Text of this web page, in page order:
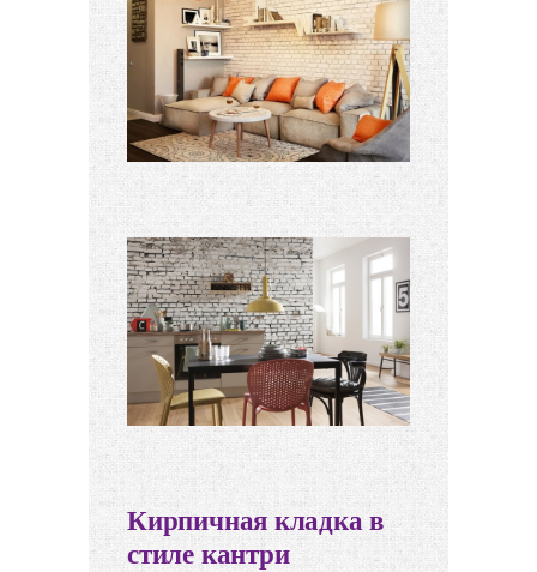
Кирпичная кладка в
стиле кантри